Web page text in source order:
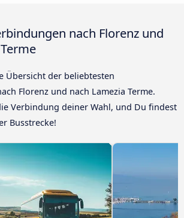
nach Florenz und
Übersicht der beliebtesten
Florenz und nach Lamezia Terme.
Verbindung deiner Wahl, und Du findest
Busstrecke!